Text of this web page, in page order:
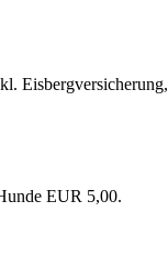
Eisbergversicherung,
EUR 5,00.